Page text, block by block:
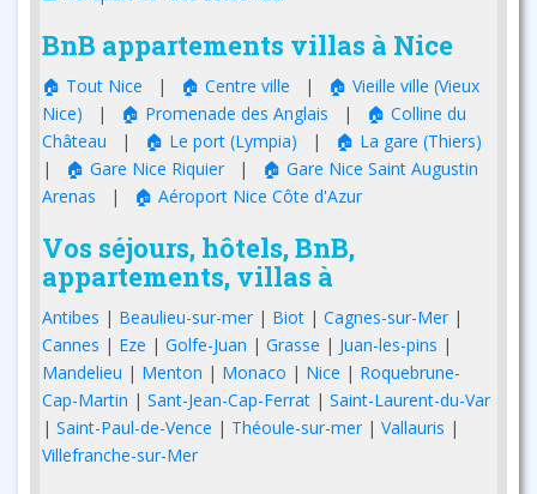
BnB appartements villas à Nice
🏠 Tout Nice | 🏠 Centre ville |
🏠 Vieille ville (Vieux
Nice) | 🏠 Promenade des Anglais |
🏠 Colline du
Château | 🏠 Le port (Lympia) |
🏠 La gare (Thiers)
|
🏠 Gare Nice Riquier |
🏠 Gare Nice Saint Augustin
Arenas | 🏠 Aéroport Nice Côte d'Azur
Vos séjours, hôtels, BnB,
appartements, villas à
Antibes | Beaulieu-sur-mer | Biot | Cagnes-sur-Mer |
Cannes | Eze | Golfe-Juan | Grasse | Juan-les-pins |
Mandelieu | Menton | Monaco | Nice | Roquebrune-
Cap-Martin | Sant-Jean-Cap-Ferrat | Saint-Laurent-du-Var
| Saint-Paul-de-Vence | Théoule-sur-mer | Vallauris |
Villefranche-sur-Mer